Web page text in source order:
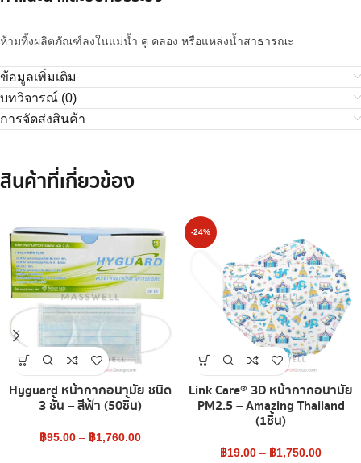
ห้ามทิ้งผลิตภัณฑ์ลงในแม่น้ำ คู คลอง หรือแหล่งน้ำสาธารณะ
ข้อมูลเพิ่มเติม
บทวิจารณ์ (0)
การจัดส่งสินค้า
สินค้าที่เกี่ยวข้อง
Hyguard หน้ากากอนามัย ชนิด
3 ชั้น – สีฟ้า (50ชิ้น)
฿95.00 – ฿1,760.00
-24%
Link Care® 3D หน้ากากอนามัย
PM2.5 – Amazing Thailand
(1ชิ้น)
฿19.00 – ฿1,750.00